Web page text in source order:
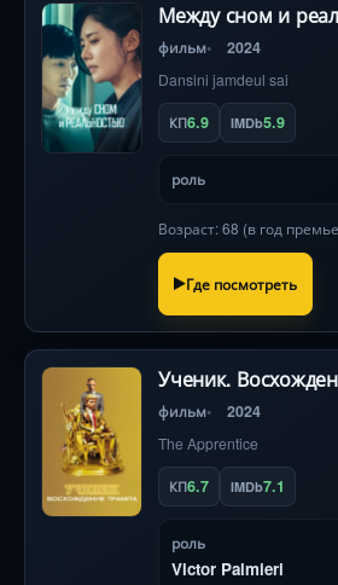
Между сном и
фильм 2024
Dansini jamdeul sai
КП6.9 IMDb5.9
роль
Возраст: 68 (в год
Где посмотреть
Ученик.
фильм 2024
The Apprentice
КП6.7 IMDb7.1
роль
Victor Palmieri